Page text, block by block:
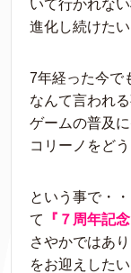
いて行かれな
進化し続けたい
7年経った今で
なんて言われ
ゲームの普及
コリーノをど
という事で・
て
『７周年記
さやかではあ
をお迎えした